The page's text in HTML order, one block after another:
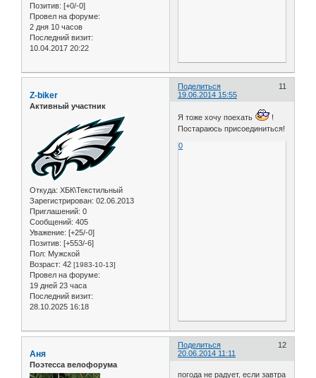
Позитив: [+0/-0]
Провел на форуме:
2 дня 10 часов
Последний визит:
10.04.2017 20:22
Поделиться
11
19.06.2014 15:55
Z-biker
Активный участник
Откуда: ХБК\Текстильный
Зарегистрирован: 02.06.2013
Приглашений: 0
Сообщений: 405
Уважение: [+25/-0]
Позитив: [+553/-6]
Пол: Мужской
Возраст: 42 [1983-10-13]
Провел на форуме:
19 дней 23 часа
Последний визит:
28.10.2025 16:18
Я тоже хочу поехать
!
Постараюсь присоединиться!
0
Поделиться
12
20.06.2014 11:11
Аня
Поэтесса велофорума
погода не радует, если завтра